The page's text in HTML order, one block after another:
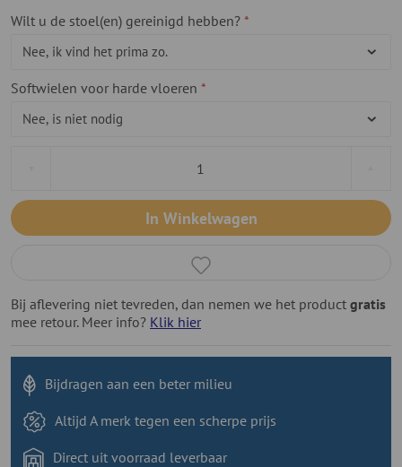
Wilt u de stoel(en) gereinigd hebben?
Softwielen voor harde vloeren
In Winkelwagen
Bij aflevering niet tevreden, dan nemen we het product gratis
mee retour. Meer info? Klik hier
Bijdragen aan een beter milieu
Altijd A merk tegen een scherpe prijs
Direct uit voorraad leverbaar